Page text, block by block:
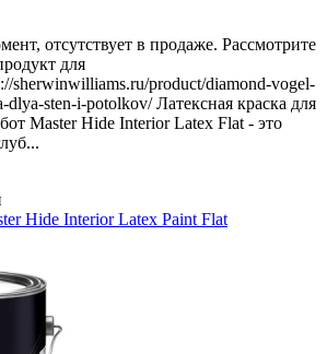
отсутствует в продаже. Рассмотрите
для
sherwinwilliams.ru/product/diamond-vogel-
dlya-sten-i-potolkov/ Латексная краска для
Master Hide Interior Latex Flat - это
Hide Interior Latex Paint Flat